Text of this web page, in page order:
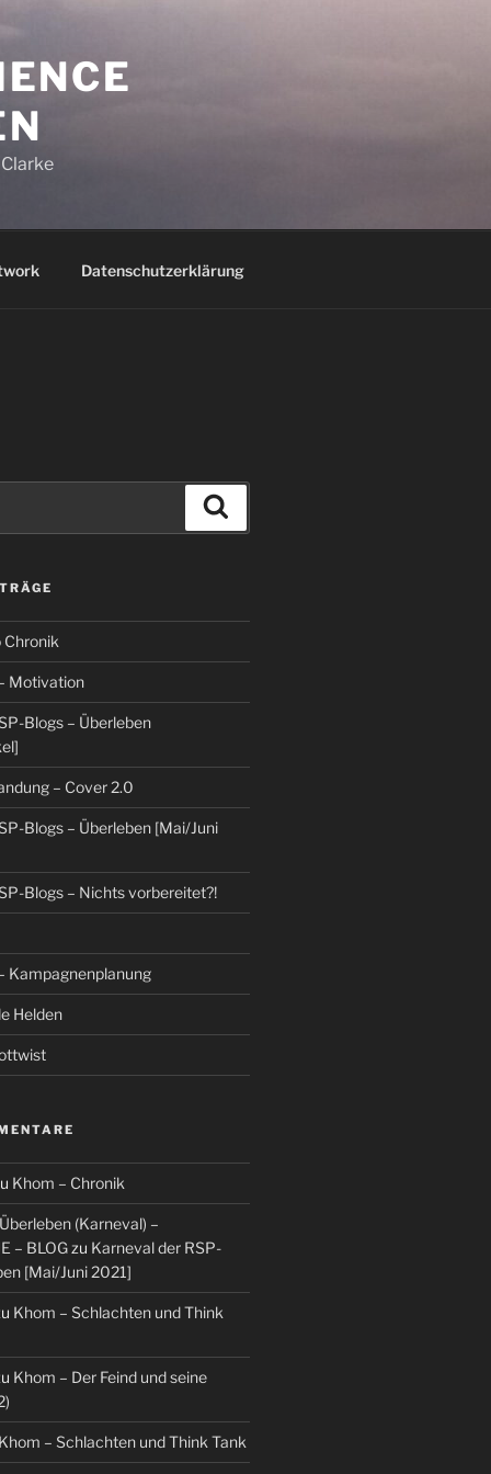
Datenschutzerklärung
Chronik
Motivation
Blogs – Überleben
– Cover 2.0
Blogs – Überleben [Mai/Juni
Blogs – Nichts vorbereitet?!
Kampagnenplanung
Helden
Khom – Chronik
(Karneval) –
– BLOGzu Karneval der RSP-
[Mai/Juni 2021]
Khom – Schlachten und Think
Khom – Der Feind und seine
Khom – Schlachten und Think Tank